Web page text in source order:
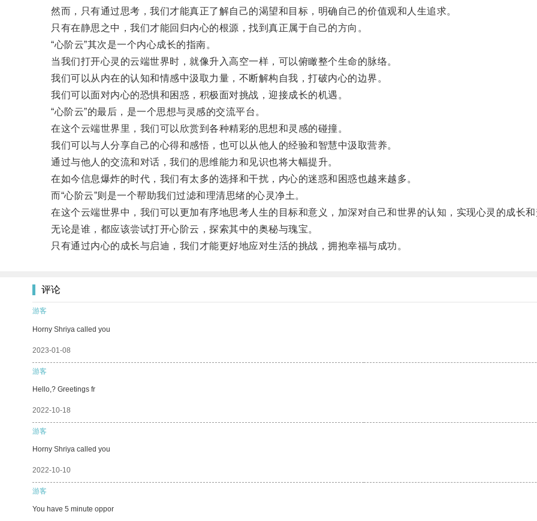
然而，只有通过思考，我们才能真正了解自己的渴望和目标，明确自己的价值观和人生追求。
只有在静思之中，我们才能回归内心的根源，找到真正属于自己的方向。
“心阶云”其次是一个内心成长的指南。
当我们打开心灵的云端世界时，就像升入高空一样，可以俯瞰整个生命的脉络。
我们可以从内在的认知和情感中汲取力量，不断解构自我，打破内心的边界。
我们可以面对内心的恐惧和困惑，积极面对挑战，迎接成长的机遇。
“心阶云”的最后，是一个思想与灵感的交流平台。
在这个云端世界里，我们可以欣赏到各种精彩的思想和灵感的碰撞。
我们可以与人分享自己的心得和感悟，也可以从他人的经验和智慧中汲取营养。
通过与他人的交流和对话，我们的思维能力和见识也将大幅提升。
在如今信息爆炸的时代，我们有太多的选择和干扰，内心的迷惑和困惑也越来越多。
而“心阶云”则是一个帮助我们过滤和理清思绪的心灵净土。
在这个云端世界中，我们可以更加有序地思考人生的目标和意义，加深对自己和世界的认知，实现心灵的成长
无论是谁，都应该尝试打开心阶云，探索其中的奥秘与瑰宝。
只有通过内心的成长与启迪，我们才能更好地应对生活的挑战，拥抱幸福与成功。
评论
游客
Horny Shriya called you
2023-01-08
游客
Hello,? Greetings fr
2022-10-18
游客
Horny Shriya called you
2022-10-10
游客
You have 5 minute oppor